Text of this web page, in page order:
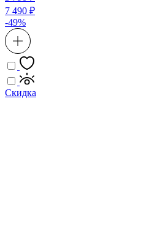
7 490 ₽
-49%
Скидка